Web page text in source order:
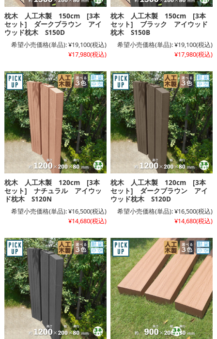
枕木 人工木製 150cm [3本
セット] ダークブラウン アイ
ウッド枕木 S150D
希望小売価格(単品):¥19,100(税込)
¥17,980(税込)
枕木 人工木製 150cm [3本
セット] ブラック アイウッド
枕木 S150B
希望小売価格(単品):¥19,100(税込)
¥17,980(税込)
枕木 人工木製 120cm [3本
セット] ナチュラル アイウッ
ド枕木 S120N
希望小売価格(単品):¥16,500(税込)
¥14,680(税込)
枕木 人工木製 120cm [3本
セット] ダークブラウン アイ
ウッド枕木 S120D
希望小売価格(単品):¥16,500(税込)
¥14,680(税込)